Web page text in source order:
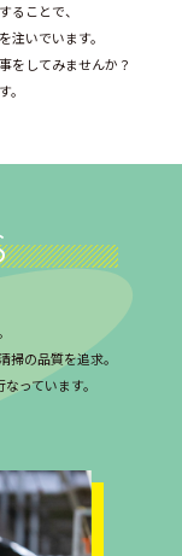
ることで、
いでいます。
をしてみませんか？
。
掃の品質を追求。
っています。